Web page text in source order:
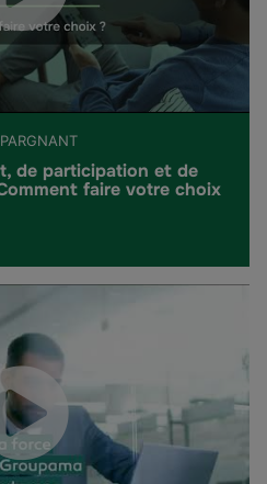
de participation et de
faire votre choix